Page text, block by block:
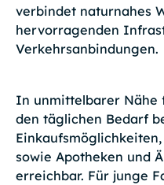
verbindet naturnahes
hervorragenden
Verkehrsanbindungen.
In unmittelbarer Nähe
den täglichen Bedarf
sowie Apotheken und
erreichbar. Für junge